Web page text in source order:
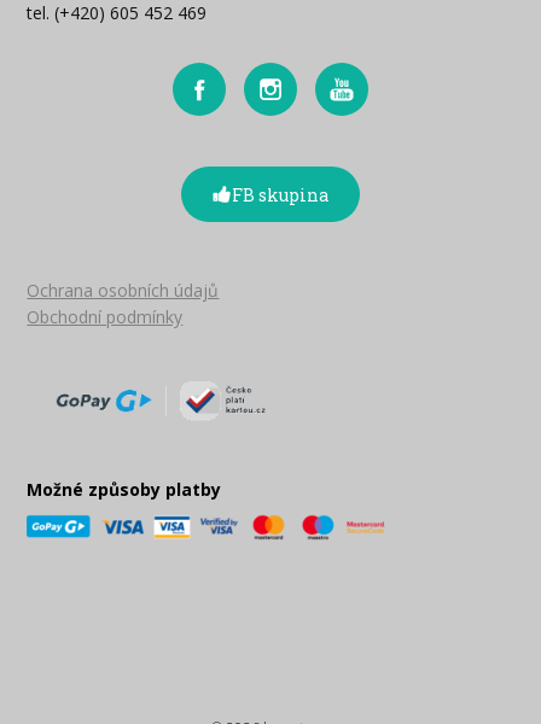
tel. (+420) 605 452 469
FB skupina
Ochrana osobních údajů
Obchodní podmínky
Možné způsoby platby